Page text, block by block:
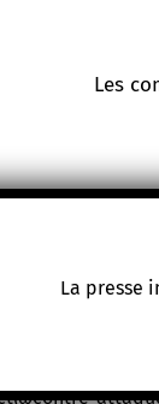
Les
La presse